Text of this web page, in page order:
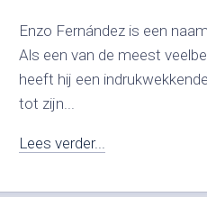
Enzo Fernández is een
Als een van de meest
heeft hij een
tot zijn...
Lees verder...